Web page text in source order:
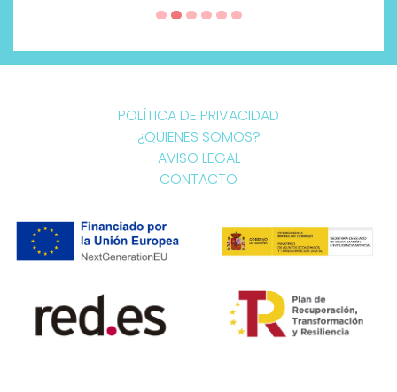
POLÍTICA DE PRIVACIDAD
¿QUIENES SOMOS?
AVISO LEGAL
CONTACTO